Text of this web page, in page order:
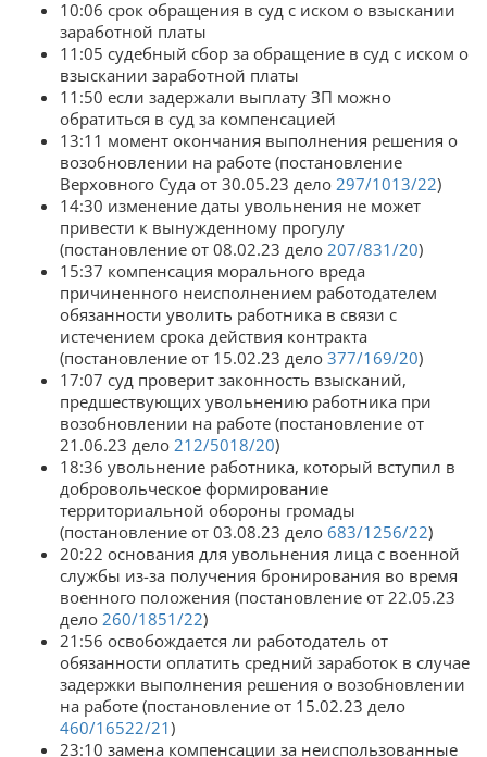
10:06 срок обращения в суд с иском о взыскании
заработной платы
11:05 судебный сбор за обращение в суд с иском о
взыскании заработной платы
11:50 если задержали выплату ЗП можно
обратиться в суд за компенсацией
13:11 момент окончания выполнения решения о
возобновлении на работе (постановление
Верховного Суда от 30.05.23 дело 297/1013/22)
14:30 изменение даты увольнения не может
привести к вынужденному прогулу
(постановление от 08.02.23 дело 207/831/20)
15:37 компенсация морального вреда
причиненного неисполнением работодателем
обязанности уволить работника в связи с
истечением срока действия контракта
(постановление от 15.02.23 дело 377/169/20)
17:07 суд проверит законность взысканий,
предшествующих увольнению работника при
возобновлении на работе (постановление от
21.06.23 дело 212/5018/20)
18:36 увольнение работника, который вступил в
добровольческое формирование
территориальной обороны громады
(постановление от 03.08.23 дело 683/1256/22)
20:22 основания для увольнения лица с военной
службы из-за получения бронирования во время
военного положения (постановление от 22.05.23
дело 260/1851/22)
21:56 освобождается ли работодатель от
обязанности оплатить средний заработок в случае
задержки выполнения решения о возобновлении
на работе (постановление от 15.02.23 дело
460/16522/21)
23:10 замена компенсации за неиспользованные